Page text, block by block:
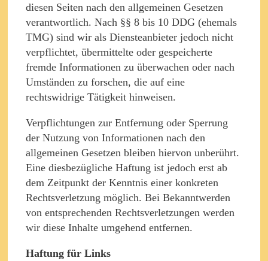
diesen Seiten nach den allgemeinen Gesetzen
verantwortlich. Nach §§ 8 bis 10 DDG (ehemals
TMG) sind wir als Diensteanbieter jedoch nicht
verpflichtet, übermittelte oder gespeicherte
fremde Informationen zu überwachen oder nach
Umständen zu forschen, die auf eine
rechtswidrige Tätigkeit hinweisen.
Verpflichtungen zur Entfernung oder Sperrung
der Nutzung von Informationen nach den
allgemeinen Gesetzen bleiben hiervon unberührt.
Eine diesbezügliche Haftung ist jedoch erst ab
dem Zeitpunkt der Kenntnis einer konkreten
Rechtsverletzung möglich. Bei Bekanntwerden
von entsprechenden Rechtsverletzungen werden
wir diese Inhalte umgehend entfernen.
Haftung für Links